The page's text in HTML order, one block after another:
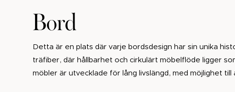
Bord
Detta är en plats där varje bordsdesign har sin unika
träfiber, där hållbarhet och cirkulärt möbelflöde ligger
möbler är utvecklade för lång livslängd, med möjlighet